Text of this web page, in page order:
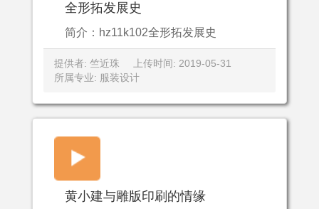
全形拓发展史
简介：hz11k102全形拓发展史
提供者: 竺近珠
上传时间: 2019-05-31
所属专业: 服装设计
黄小建与雕版印刷的情缘